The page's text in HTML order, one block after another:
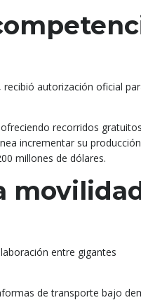
autorización oficial
recorridos
incrementar su
millones de dólares.
entre gigantes
de transporte bajo